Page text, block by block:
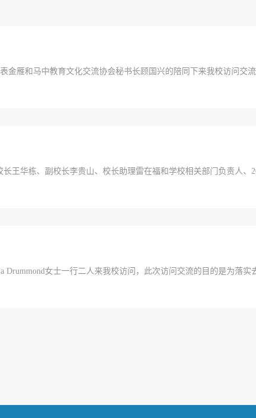
金雁和马中教育文化交流协会秘书长顾国兴的陪同下来我校访问交
王华栋、副校长李贵山、校长助理雷在福和学校相关部门负责人、
女士一行二人来我校访问，此次访问交流的目的是为落实